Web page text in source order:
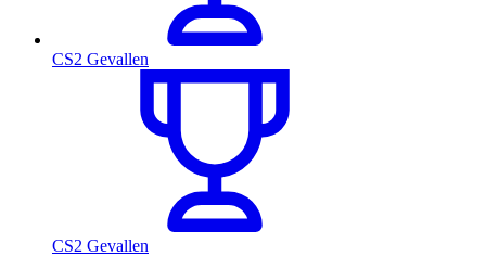
CS2 Gevallen
CS2 Gevallen